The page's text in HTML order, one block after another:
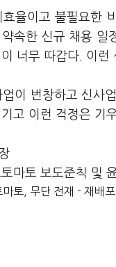
율이고 불필요한
속한 신규 채용 일
너무 따갑다. 이런
이 번창하고 신사
고 이런 걱정은 기
마토 보도준칙 및
토, 무단 전재 - 재배포